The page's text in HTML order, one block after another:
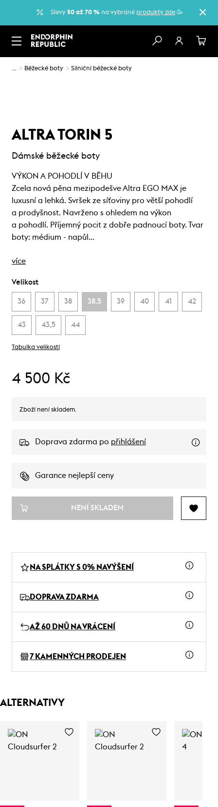
Slevy 50 až 70 % na vybrané produkty zde.🥳
… Běžecké boty Silniční běžecké boty
ALTRA TORIN 5
Dámské běžecké boty
VÝKON A POHODLÍ V BĚHU
Zcela nová pěna mezipodešve Altra EGO MAX je
luxusní a lehká. Svršek ze síťoviny pro větší pohodlí
a prodyšnost. Navrženo s ohledem na výkon
a pohodlí. Příjemný pocit z dobře padnoucí boty. Tvar
boty: médium - napůl…
více
Velikost
36 37 38 38,5 39 40 41 42
43 43,5 44
Tabulka velikostí
4 500 Kč
Zboží není skladem.
Doprava zdarma po přihlášení
Garance nejlepší ceny
NENÍ SKLADEM
NA SPLÁTKY S 0% NAVÝŠENÍ
DOPRAVA ZDARMA
AŽ 60 DNŮ NA VRÁCENÍ
7 KAMENNÝCH PRODEJEN
ALTERNATIVY